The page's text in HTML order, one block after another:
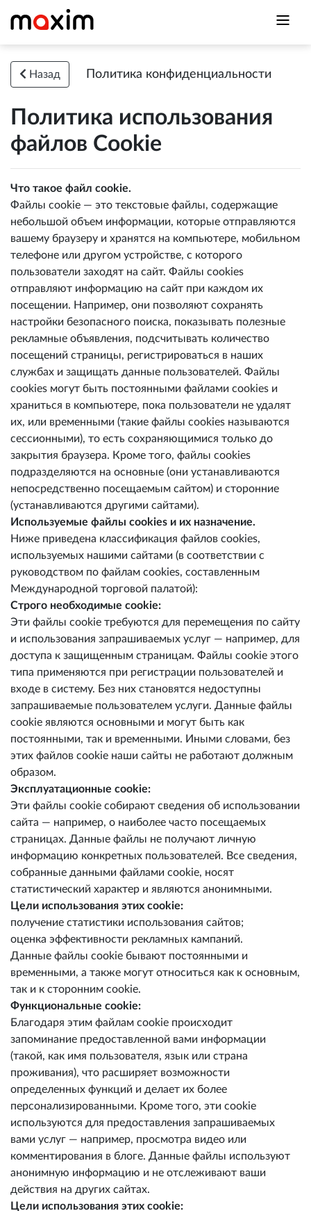
Назад Политика конфиденциальности
Политика использования
файлов Cookie
Что такое файл cookie.
Файлы cookie — это текстовые файлы, содержащие
небольшой объем информации, которые отправляются
вашему браузеру и хранятся на компьютере, мобильном
телефоне или другом устройстве, с которого
пользователи заходят на сайт. Файлы cookies
отправляют информацию на сайт при каждом их
посещении. Например, они позволяют сохранять
настройки безопасного поиска, показывать полезные
рекламные объявления, подсчитывать количество
посещений страницы, регистрироваться в наших
службах и защищать данные пользователей. Файлы
cookies могут быть постоянными файлами cookies и
храниться в компьютере, пока пользователи не удалят
их, или временными (такие файлы cookies называются
сессионными), то есть сохраняющимися только до
закрытия браузера. Кроме того, файлы cookies
подразделяются на основные (они устанавливаются
непосредственно посещаемым сайтом) и сторонние
(устанавливаются другими сайтами).
Используемые файлы cookies и их назначение.
Ниже приведена классификация файлов cookies,
используемых нашими сайтами (в соответствии с
руководством по файлам cookies, составленным
Международной торговой палатой):
Строго необходимые cookie:
Эти файлы cookie требуются для перемещения по сайту
и использования запрашиваемых услуг — например, для
доступа к защищенным страницам. Файлы cookie этого
типа применяются при регистрации пользователей и
входе в систему. Без них становятся недоступны
запрашиваемые пользователем услуги. Данные файлы
cookie являются основными и могут быть как
постоянными, так и временными. Иными словами, без
этих файлов cookie наши сайты не работают должным
образом.
Эксплуатационные cookie:
Эти файлы cookie собирают сведения об использовании
сайта — например, о наиболее часто посещаемых
страницах. Данные файлы не получают личную
информацию конкретных пользователей. Все сведения,
собранные данными файлами cookie, носят
статистический характер и являются анонимными.
Цели использования этих cookie:
получение статистики использования сайтов;
оценка эффективности рекламных кампаний.
Данные файлы cookie бывают постоянными и
временными, а также могут относиться как к основным,
так и к сторонним cookie.
Функциональные cookie:
Благодаря этим файлам cookie происходит
запоминание предоставленной вами информации
(такой, как имя пользователя, язык или страна
проживания), что расширяет возможности
определенных функций и делает их более
персонализированными. Кроме того, эти cookie
используются для предоставления запрашиваемых
вами услуг — например, просмотра видео или
комментирования в блоге. Данные файлы используют
анонимную информацию и не отслеживают ваши
действия на других сайтах.
Цели использования этих cookie: